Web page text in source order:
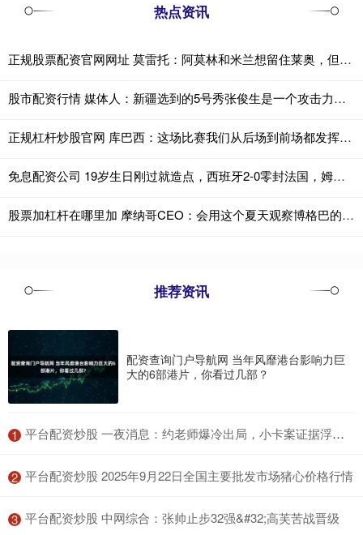
热点资讯
正规股票配资官网网址 莫雷托：阿莫林和米兰想留住莱奥，但球员转会离队的大门并未关闭
股市配资行情 媒体人：新疆选到的5号秀张俊生是一个攻击力很强的小后卫 非常快
正规杠杆炒股官网 库巴西：这场比赛我们从后场到前场都发挥出色，完全压制了对手
免息配资公司 19岁生日刚过就造点，西班牙2-0零封法国，姆巴佩6次栽给这小孩？
股票加杠杆在哪里加 摩纳哥CEO：会用这个夏天观察博格巴的水平，他确实有可能离开
推荐资讯
配资查询门户导航网 当年风靡港台影响力巨
大的6部港片，你看过几部？
1 ​平台配资炒股 一夜消息：约老师爆冷出局，小卡案证据浮现，库明加签约倒计时
2 ​平台配资炒股 2025年9月22日全国主要批发市场猪心价格行情
3 ​平台配资炒股 中网综合：张帅止步32强&#32;高芙苦战晋级